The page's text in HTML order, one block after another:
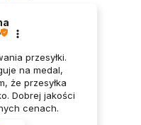
przesyłki.
na medal,
że przesyłka
Dobrej jakości
cenach.